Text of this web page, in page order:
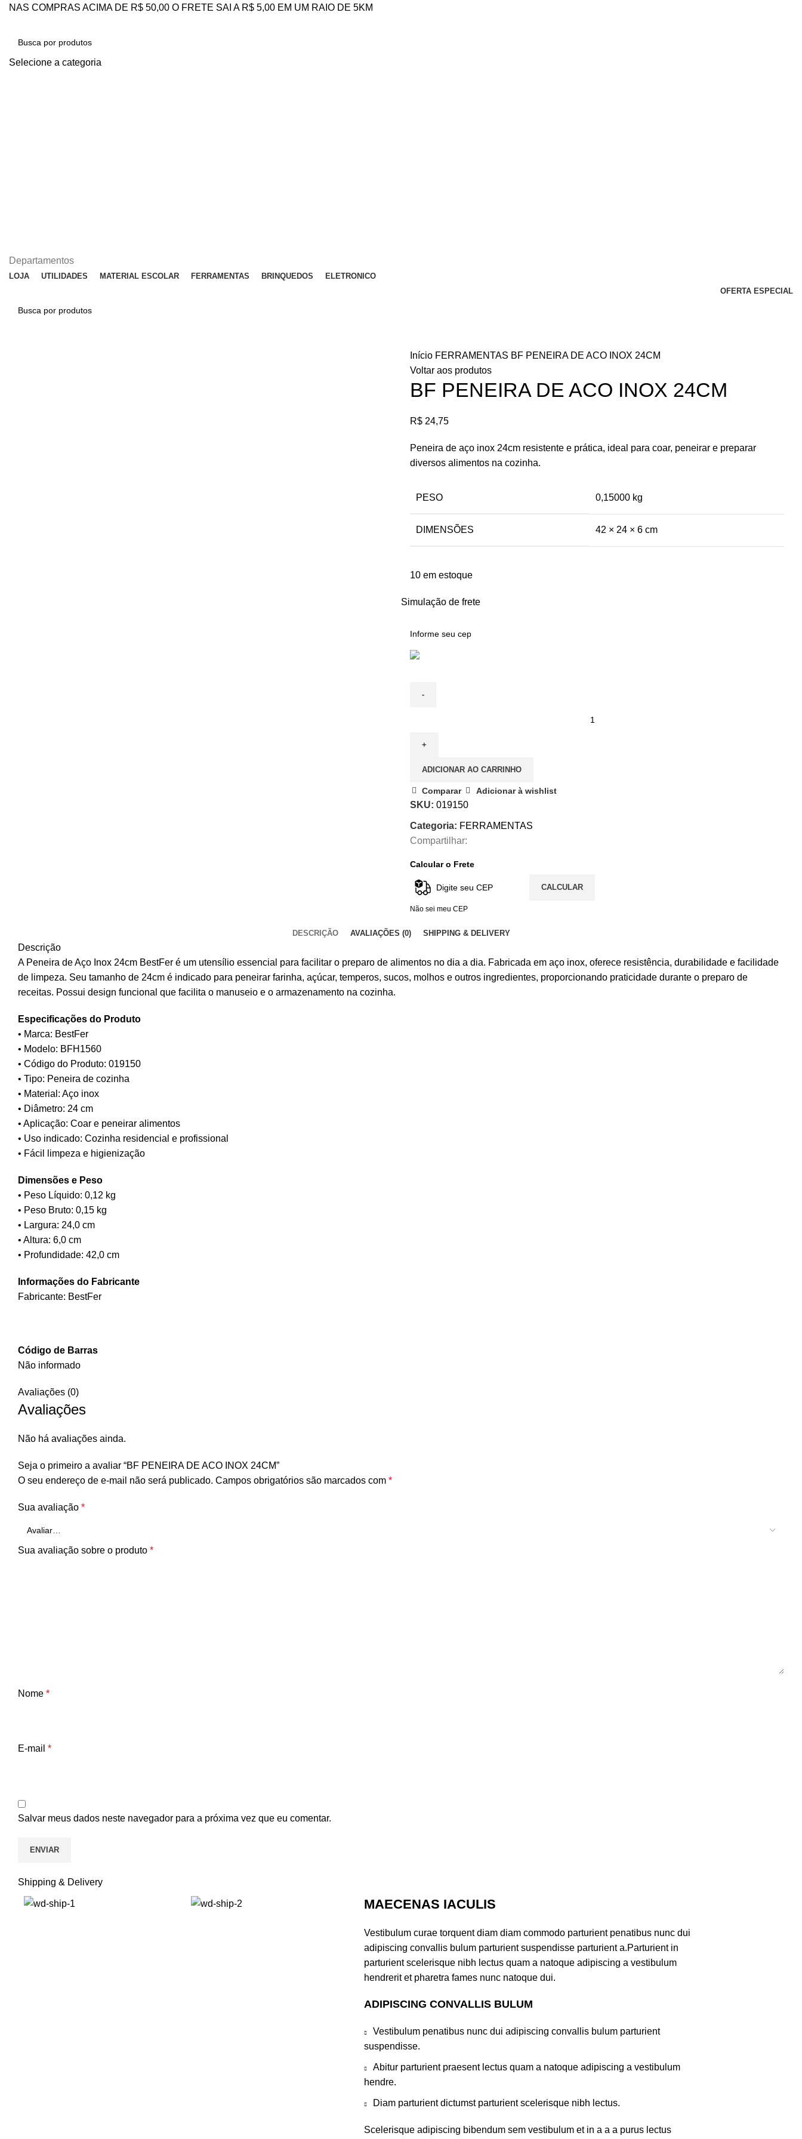
NAS COMPRAS ACIMA DE R$ 50,00 O FRETE SAI A R$ 5,00 EM UM RAIO DE 5KM
Selecione a categoria
Departamentos
LOJA UTILIDADES MATERIAL ESCOLAR FERRAMENTAS BRINQUEDOS
ELETRONICO
OFERTA ESPECIAL
Início FERRAMENTAS BF PENEIRA DE ACO INOX 24CM
Voltar aos produtos
BF PENEIRA DE ACO INOX 24CM
R$ 24,75
Peneira de aço inox 24cm resistente e prática, ideal para coar, peneirar e preparar
diversos alimentos na cozinha.
PESO 0,15000 kg
DIMENSÕES 42 × 24 × 6 cm
10 em estoque
Simulação de frete
ADICIONAR AO CARRINHO
Comparar Adicionar à wishlist
SKU: 019150
Categoria: FERRAMENTAS
Compartilhar:
Calcular o Frete
CALCULAR
Não sei meu CEP
DESCRIÇÃO AVALIAÇÕES (0) SHIPPING & DELIVERY
Descrição
A Peneira de Aço Inox 24cm BestFer é um utensílio essencial para facilitar o preparo de alimentos no dia a dia. Fabricada em aço inox, oferece resistência, durabilidade e facilidade
de limpeza. Seu tamanho de 24cm é indicado para peneirar farinha, açúcar, temperos, sucos, molhos e outros ingredientes, proporcionando praticidade durante o preparo de
receitas. Possui design funcional que facilita o manuseio e o armazenamento na cozinha.
Especificações do Produto
• Marca: BestFer
• Modelo: BFH1560
• Código do Produto: 019150
• Tipo: Peneira de cozinha
• Material: Aço inox
• Diâmetro: 24 cm
• Aplicação: Coar e peneirar alimentos
• Uso indicado: Cozinha residencial e profissional
• Fácil limpeza e higienização
Dimensões e Peso
• Peso Líquido: 0,12 kg
• Peso Bruto: 0,15 kg
• Largura: 24,0 cm
• Altura: 6,0 cm
• Profundidade: 42,0 cm
Informações do Fabricante
Fabricante: BestFer
Código de Barras
Não informado
Avaliações (0)
Avaliações
Não há avaliações ainda.
Seja o primeiro a avaliar “BF PENEIRA DE ACO INOX 24CM”
O seu endereço de e-mail não será publicado. Campos obrigatórios são marcados com *
Sua avaliação *
Sua avaliação sobre o produto *
Nome *
E-mail *
Salvar meus dados neste navegador para a próxima vez que eu comentar.
Shipping & Delivery
MAECENAS IACULIS
Vestibulum curae torquent diam diam commodo parturient penatibus nunc dui
adipiscing convallis bulum parturient suspendisse parturient a.Parturient in
parturient scelerisque nibh lectus quam a natoque adipiscing a vestibulum
hendrerit et pharetra fames nunc natoque dui.
ADIPISCING CONVALLIS BULUM
Vestibulum penatibus nunc dui adipiscing convallis bulum parturient
suspendisse.
Abitur parturient praesent lectus quam a natoque adipiscing a vestibulum
hendre.
Diam parturient dictumst parturient scelerisque nibh lectus.
Scelerisque adipiscing bibendum sem vestibulum et in a a a purus lectus